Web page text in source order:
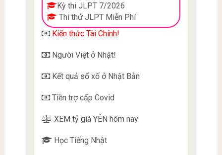
Kỳ thi JLPT 7/2026
Thi thử JLPT Miễn Phí
Kiến thức Tài Chính!
Người Việt ở Nhật!
Kết quả sổ xố ở Nhật Bản
Tiền trợ cấp Covid
XEM tỷ giá YÊN hôm nay
Học Tiếng Nhật